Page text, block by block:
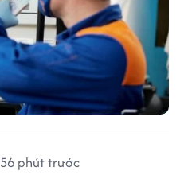
56 phút trước